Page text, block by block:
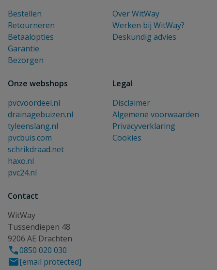
Bestellen
Retourneren
Betaalopties
Garantie
Bezorgen
Over WitWay
Werken bij WitWay?
Deskundig advies
Onze webshops
pvcvoordeel.nl
drainagebuizen.nl
tyleenslang.nl
pvcbuis.com
schrikdraad.net
haxo.nl
pvc24.nl
Legal
Disclaimer
Algemene voorwaarden
Privacyverklaring
Cookies
Contact
WitWay
Tussendiepen 48
9206 AE Drachten
0850 020 030
[email protected]